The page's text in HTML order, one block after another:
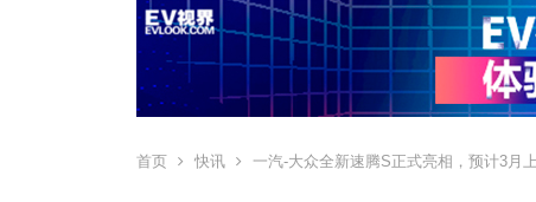
首页 快讯 一汽-大众全新速腾S正式亮相，预计3月